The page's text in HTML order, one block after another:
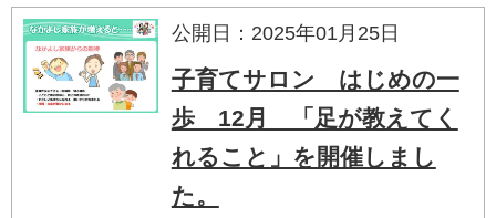
公開日：2025年01月25日
子育てサロン はじめの一
歩 12月 「足が教えてく
れること」を開催しまし
た。